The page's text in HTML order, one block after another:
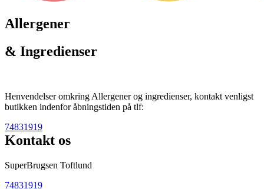
Allergener
& Ingredienser
Henvendelser omkring Allergener og ingredienser, kontakt venligst
butikken indenfor åbningstiden på tlf:
74831919
Kontakt os
SuperBrugsen Toftlund
74831919